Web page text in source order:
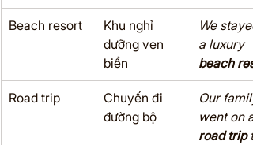
Beach resort
Khu nghỉ
dưỡng ven
biển
We
a luxury
beach
Road trip
Chuyến đi
đường bộ
Our family
went on a
road trip